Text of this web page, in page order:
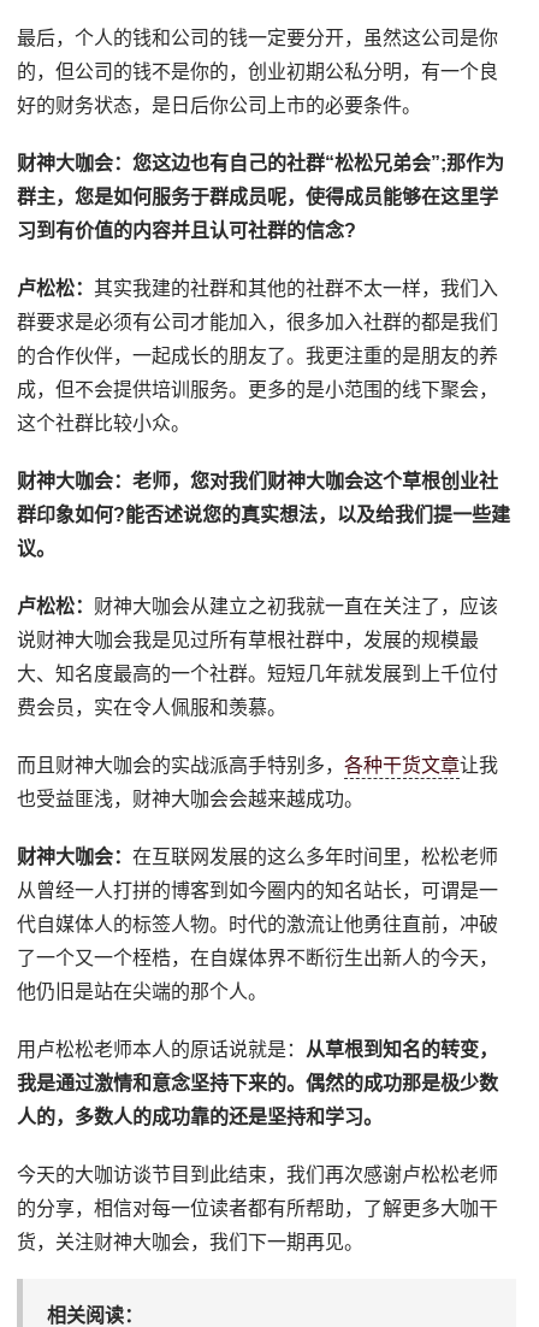
最后，个人的钱和公司的钱一定要分开，虽然这公司是你
的，但公司的钱不是你的，创业初期公私分明，有一个良
好的财务状态，是日后你公司上市的必要条件。
财神大咖会：您这边也有自己的社群“松松兄弟会”;那作为
群主，您是如何服务于群成员呢，使得成员能够在这里学
习到有价值的内容并且认可社群的信念?
卢松松：其实我建的社群和其他的社群不太一样，我们入
群要求是必须有公司才能加入，很多加入社群的都是我们
的合作伙伴，一起成长的朋友了。我更注重的是朋友的养
成，但不会提供培训服务。更多的是小范围的线下聚会，
这个社群比较小众。
财神大咖会：老师，您对我们财神大咖会这个草根创业社
群印象如何?能否述说您的真实想法，以及给我们提一些建
议。
卢松松： 财神大咖会从建立之初我就一直在关注了，应该
说财神大咖会我是见过所有草根社群中，发展的规模最
大、知名度最高的一个社群。短短几年就发展到上千位付
费会员，实在令人佩服和羡慕。
而且财神大咖会的实战派高手特别多，各种干货文章让我
也受益匪浅，财神大咖会会越来越成功。
财神大咖会：在互联网发展的这么多年时间里，松松老师
从曾经一人打拼的博客到如今圈内的知名站长，可谓是一
代自媒体人的标签人物。时代的激流让他勇往直前，冲破
了一个又一个桎梏，在自媒体界不断衍生出新人的今天，
他仍旧是站在尖端的那个人。
用卢松松老师本人的原话说就是： 从草根到知名的转变，
我是通过激情和意念坚持下来的。偶然的成功那是极少数
人的，多数人的成功靠的还是坚持和学习。
今天的大咖访谈节目到此结束，我们再次感谢卢松松老师
的分享，相信对每一位读者都有所帮助，了解更多大咖干
货，关注财神大咖会，我们下一期再见。
相关阅读：